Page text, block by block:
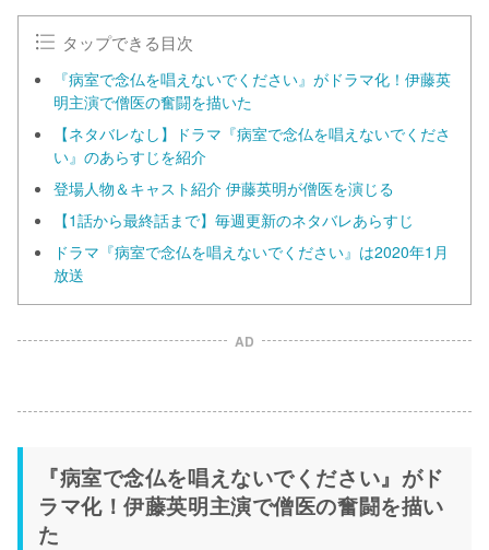
タップできる目次
『病室で念仏を唱えないでください』がドラマ化！伊藤英
明主演で僧医の奮闘を描いた
【ネタバレなし】ドラマ『病室で念仏を唱えないでくださ
い』のあらすじを紹介
登場人物＆キャスト紹介 伊藤英明が僧医を演じる
【1話から最終話まで】毎週更新のネタバレあらすじ
ドラマ『病室で念仏を唱えないでください』は2020年1月
放送
AD
『病室で念仏を唱えないでください』がド
ラマ化！伊藤英明主演で僧医の奮闘を描い
た